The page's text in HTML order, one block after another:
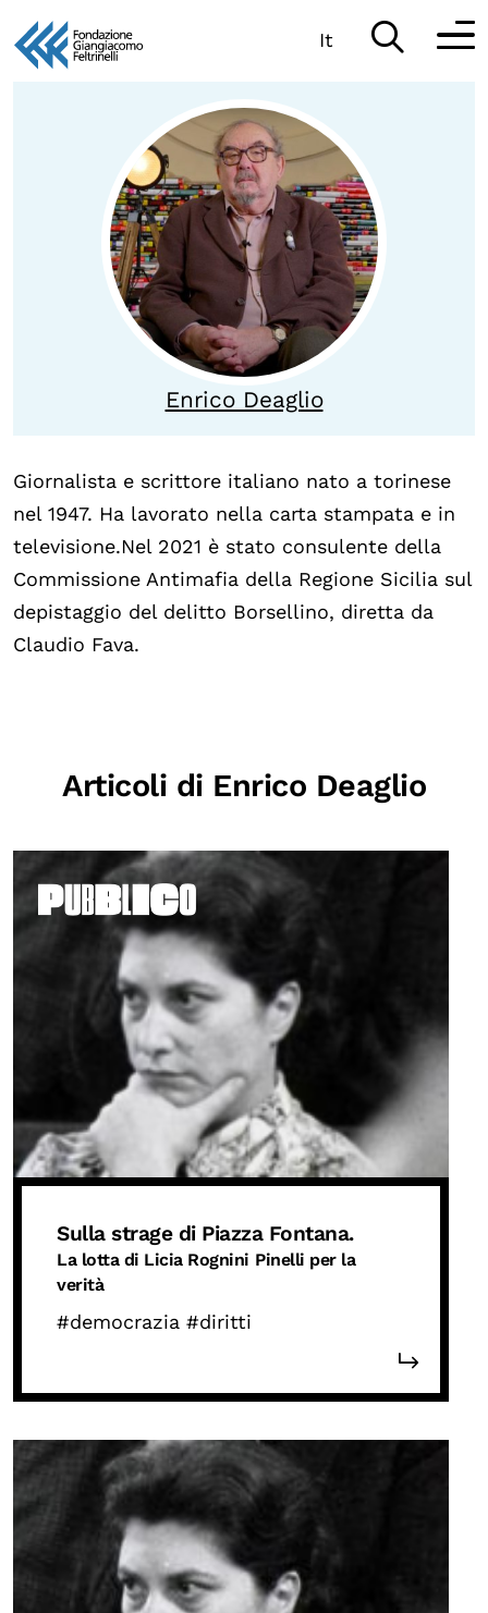
It
Collabora
Sostieni
Chi siamo
Persone
Archivio
Archivi del presente
Biblioteca
I CONTENUTI
Osservatori di ricerca
Progetti Internazionali
Pubblicazioni
Storie di Resistenza, ottant’anni dopo
Calendario civile
Elezioni dal mondo
Podcast
OLTRE LA SCUOLA
Attività per bambine e bambini
Programmi per le scuole
Under25
Classici del Pensiero Politico
Enrico Deaglio
Giornalista e scrittore italiano nato a torinese
nel 1947. Ha lavorato nella carta stampata e in
televisione.Nel 2021 è stato consulente della
Commissione Antimafia della Regione Sicilia sul
depistaggio del delitto Borsellino, diretta da
Claudio Fava.
Articoli di Enrico Deaglio
Sulla strage di Piazza Fontana.
La lotta di Licia Rognini Pinelli per la
verità
#democrazia #diritti